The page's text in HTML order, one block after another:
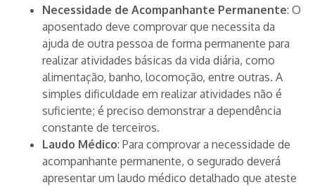
Necessidade de Acompanhante Permanente: O
aposentado deve comprovar que necessita da
ajuda de outra pessoa de forma permanente para
realizar atividades básicas da vida diária, como
alimentação, banho, locomoção, entre outras. A
simples dificuldade em realizar atividades não é
suficiente; é preciso demonstrar a dependência
constante de terceiros.
Laudo Médico: Para comprovar a necessidade de
acompanhante permanente, o segurado deverá
apresentar um laudo médico detalhado que ateste